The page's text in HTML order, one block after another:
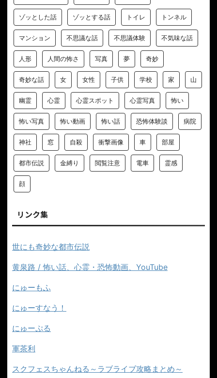
ゾッとした話 ゾッとする話 トイレ トンネル
マンション 不思議な話 不思議体験 不気味な話
人形 人間の怖さ 写真 夢 奇妙
奇妙な話 女 女性 子供 学校 家 山
幽霊 心霊 心霊スポット 心霊写真 怖い
怖い写真 怖い動画 怖い話 恐怖体験談 病院
神社 窓 自殺 衝撃画像 車 部屋
都市伝説 金縛り 閲覧注意 電車 霊感
顔
リンク集
世にも奇妙な都市伝説
黄泉路 / 怖い話、心霊・恐怖動画、YouTube
にゅーもふ
にゅーすなう！
にゅーぷる
軍茶利
スクフェスちゃんねる～ラブライブ攻略まとめ～